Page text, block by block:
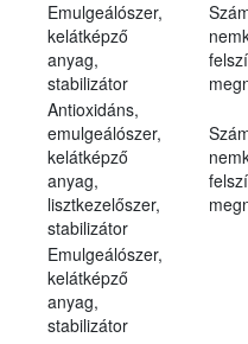
Emulgeálószer,
kelátképző
anyag,
stabilizátor
Antioxidáns,
emulgeálószer,
kelátképző
anyag,
lisztkezelőszer,
stabilizátor
Emulgeálószer,
kelátképző
anyag,
stabilizátor